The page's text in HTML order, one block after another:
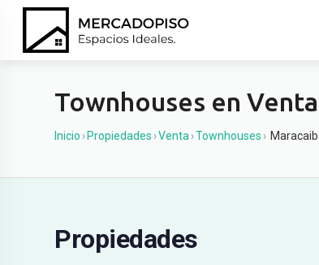
Townhouses en
Inicio › Propiedades ›Venta ›Townhouses ›
Propiedades